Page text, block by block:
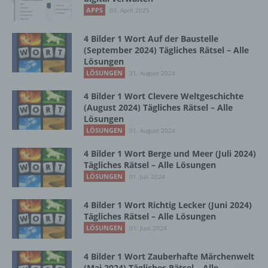
APPS 03. April 2025
4 Bilder 1 Wort Auf der Baustelle
(September 2024) Tägliches Rätsel – Alle
Lösungen
LÖSUNGEN 31. August 2024
4 Bilder 1 Wort Clevere Weltgeschichte
(August 2024) Tägliches Rätsel – Alle
Lösungen
LÖSUNGEN 01. August 2024
4 Bilder 1 Wort Berge und Meer (Juli 2024)
Tägliches Rätsel – Alle Lösungen
LÖSUNGEN 01. Juli 2024
4 Bilder 1 Wort Richtig Lecker (Juni 2024)
Tägliches Rätsel – Alle Lösungen
LÖSUNGEN 01. Juni 2024
4 Bilder 1 Wort Zauberhafte Märchenwelt
Zusammenhang mit personenbezogenen
Organisation, das Ordnen, die Speicherung,
die Anpassung oder Veränderung, das
Auslesen, das Abfragen, die Verwendung,
die Offenlegung durch Übermittlung,
Bereitstellung, den Abgleich oder die
Verknüpfung, die Einschränkung, das
Löschen oder die Vernichtung.
d) Einschränkung der Verarbeitung
Einschränkung der Verarbeitung ist die
Markierung gespeicherter
personenbezogener Daten mit dem Ziel, ihre
künftige Verarbeitung einzuschränken.
e) Profiling